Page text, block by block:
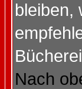
bleiben,
Nach